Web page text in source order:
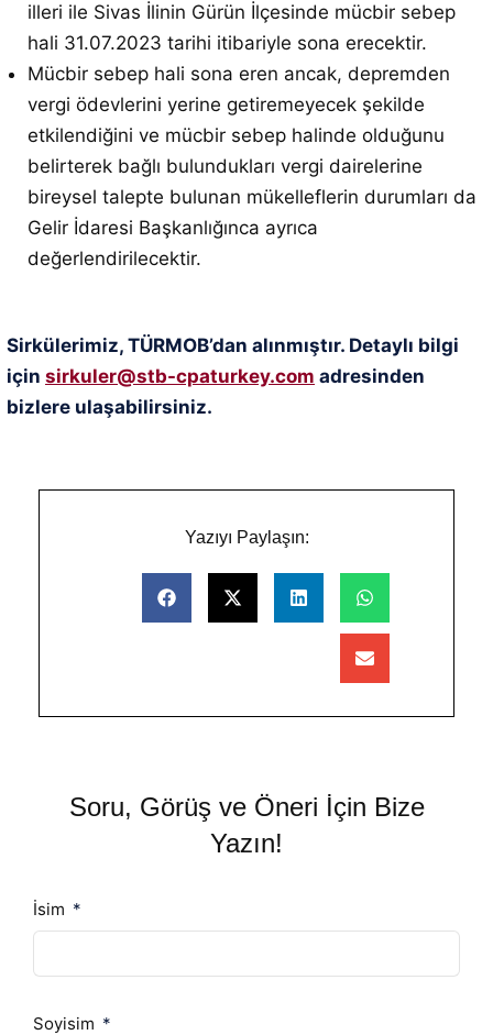
illeri ile Sivas İlinin Gürün İlçesinde mücbir sebep
hali 31.07.2023 tarihi itibariyle sona erecektir.
Mücbir sebep hali sona eren ancak, depremden
vergi ödevlerini yerine getiremeyecek şekilde
etkilendiğini ve mücbir sebep halinde olduğunu
belirterek bağlı bulundukları vergi dairelerine
bireysel talepte bulunan mükelleflerin durumları da
Gelir İdaresi Başkanlığınca ayrıca
değerlendirilecektir.
Sirkülerimiz, TÜRMOB’dan alınmıştır. Detaylı bilgi
için sirkuler@stb-cpaturkey.com adresinden
bizlere ulaşabilirsiniz.
Yazıyı Paylaşın:
Soru, Görüş ve Öneri İçin Bize
Yazın!
İsim
Soyisim